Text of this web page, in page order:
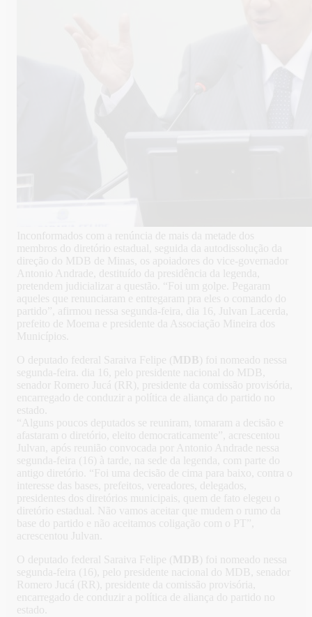
Inconformados com a renúncia de mais da metade dos
membros do diretório estadual, seguida da autodissolução da
direção do MDB de Minas, os apoiadores do vice-governador
Antonio Andrade, destituído da presidência da legenda,
pretendem judicializar a questão. “Foi um golpe. Pegaram
aqueles que renunciaram e entregaram pra eles o comando do
partido”, afirmou nessa segunda-feira, dia 16, Julvan Lacerda,
prefeito de Moema e presidente da Associação Mineira dos
Municípios.
O deputado federal Saraiva Felipe ( MDB ) foi nomeado nessa
segunda-feira. dia 16, pelo presidente nacional do MDB,
senador Romero Jucá (RR), presidente da comissão provisória,
encarregado de conduzir a política de aliança do partido no
estado.
“Alguns poucos deputados se reuniram, tomaram a decisão e
afastaram o diretório, eleito democraticamente”, acrescentou
Julvan, após reunião convocada por Antonio Andrade nessa
segunda-feira (16) à tarde, na sede da legenda, com parte do
antigo diretório. “Foi uma decisão de cima para baixo, contra o
interesse das bases, prefeitos, vereadores, delegados,
presidentes dos diretórios municipais, quem de fato elegeu o
diretório estadual. Não vamos aceitar que mudem o rumo da
base do partido e não aceitamos coligação com o PT”,
acrescentou Julvan.
O deputado federal Saraiva Felipe ( MDB ) foi nomeado nessa
segunda-feira (16), pelo presidente nacional do MDB, senador
Romero Jucá (RR), presidente da comissão provisória,
encarregado de conduzir a política de aliança do partido no
estado.